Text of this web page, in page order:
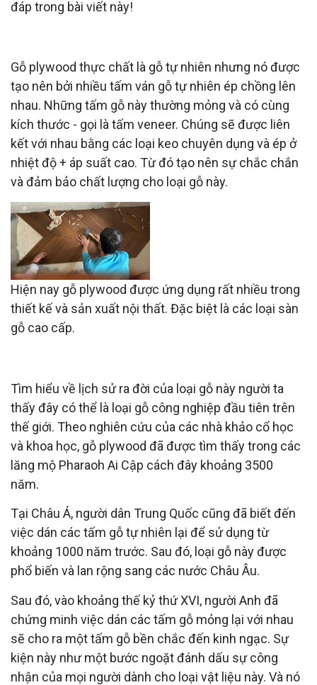
đáp trong bài viết này!
Gỗ plywood thực chất là gỗ tự nhiên nhưng nó được
tạo nên bởi nhiều tấm ván gỗ tự nhiên ép chồng lên
nhau. Những tấm gỗ này thường mỏng và có cùng
kích thước - gọi là tấm veneer. Chúng sẽ được liên
kết với nhau bằng các loại keo chuyên dụng và ép ở
nhiệt độ + áp suất cao. Từ đó tạo nên sự chắc chắn
và đảm bảo chất lượng cho loại gỗ này.
Hiện nay gỗ plywood được ứng dụng rất nhiều trong
thiết kế và sản xuất nội thất. Đặc biệt là các loại sàn
gỗ cao cấp.
Tìm hiểu về lịch sử ra đời của loại gỗ này người ta
thấy đây có thể là loại gỗ công nghiệp đầu tiên trên
thế giới. Theo nghiên cứu của các nhà khảo cổ học
và khoa học, gỗ plywood đã được tìm thấy trong các
lăng mộ Pharaoh Ai Cập cách đây khoảng 3500
năm.
Tại Châu Á, người dân Trung Quốc cũng đã biết đến
việc dán các tấm gỗ tự nhiên lại để sử dụng từ
khoảng 1000 năm trước. Sau đó, loại gỗ này được
phổ biến và lan rộng sang các nước Châu Âu.
Sau đó, vào khoảng thế kỷ thứ XVI, người Anh đã
chứng minh việc dán các tấm gỗ mỏng lại với nhau
sẽ cho ra một tấm gỗ bền chắc đến kinh ngạc. Sự
kiện này như một bước ngoặt đánh dấu sự công
nhận của mọi người dành cho loại vật liệu này. Và nó